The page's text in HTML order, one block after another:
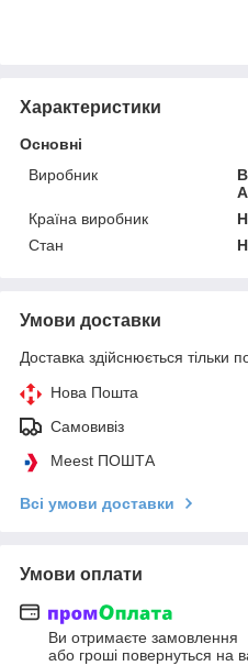
Характеристики
Основні
Виробник
Країна виробник
Стан
Умови доставки
Доставка здійснюється тільки
Нова Пошта
Самовивіз
Meest ПОШТА
Всі умови доставки
Умови оплати
Ви отримаєте замовлення
або гроші повернуться на